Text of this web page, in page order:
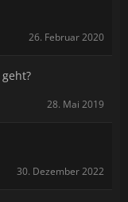
26. Februar 2020
28. Mai 2019
30. Dezember 2022